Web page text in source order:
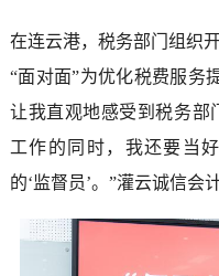
在连云港，税务部门组织
“面对面”为优化税费服务
让我直观地感受到税务部
工作的同时，我还要当
的‘监督员’。”灌云诚信会